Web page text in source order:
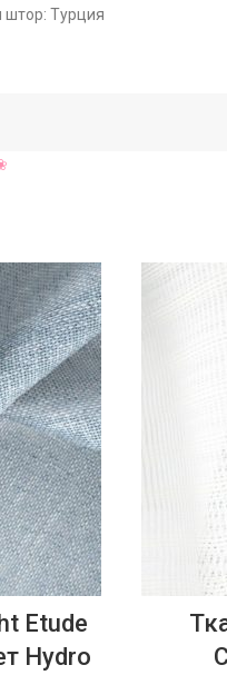
штор: Турция
Etude
Hydro